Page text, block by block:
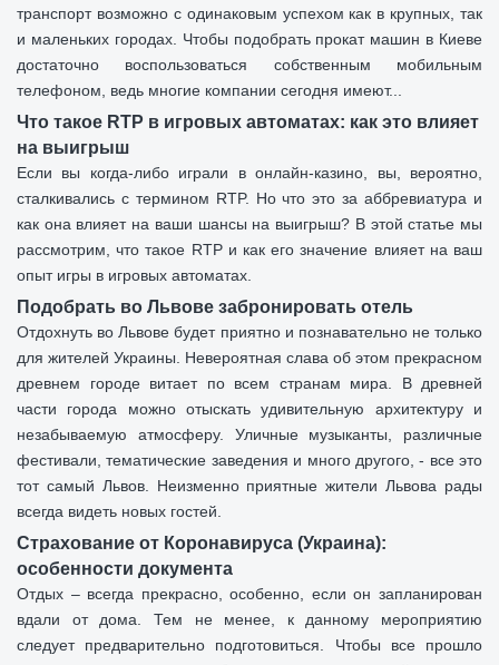
транспорт возможно с одинаковым успехом как в крупных, так
и маленьких городах. Чтобы подобрать прокат машин в Киеве
достаточно воспользоваться собственным мобильным
телефоном, ведь многие компании сегодня имеют...
Что такое RTP в игровых автоматах: как это влияет
на выигрыш
Если вы когда-либо играли в онлайн-казино, вы, вероятно,
сталкивались с термином RTP. Но что это за аббревиатура и
как она влияет на ваши шансы на выигрыш? В этой статье мы
рассмотрим, что такое RTP и как его значение влияет на ваш
опыт игры в игровых автоматах.
Подобрать во Львове забронировать отель
Отдохнуть во Львове будет приятно и познавательно не только
для жителей Украины. Невероятная слава об этом прекрасном
древнем городе витает по всем странам мира. В древней
части города можно отыскать удивительную архитектуру и
незабываемую атмосферу. Уличные музыканты, различные
фестивали, тематические заведения и много другого, - все это
тот самый Львов. Неизменно приятные жители Львова рады
всегда видеть новых гостей.
Страхование от Коронавируса (Украина):
особенности документа
Отдых – всегда прекрасно, особенно, если он запланирован
вдали от дома. Тем не менее, к данному мероприятию
следует предварительно подготовиться. Чтобы все прошло